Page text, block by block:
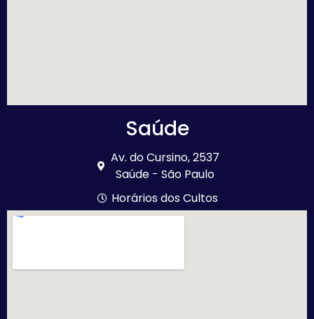
Saúde
Av. do Cursino, 2537
Saúde - São Paulo
Horários dos Cultos